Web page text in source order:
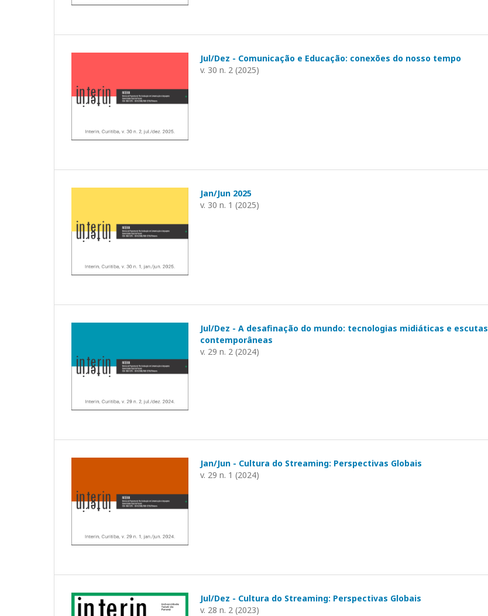
Jul/Dez - Comunicação e Educação: conexões do nosso tempo
v. 30 n. 2 (2025)
Jan/Jun 2025
v. 30 n. 1 (2025)
Jul/Dez - A desafinação do mundo: tecnologias midiáticas e escutas
contemporâneas
v. 29 n. 2 (2024)
Jan/Jun - Cultura do Streaming: Perspectivas Globais
v. 29 n. 1 (2024)
Jul/Dez - Cultura do Streaming: Perspectivas Globais
v. 28 n. 2 (2023)